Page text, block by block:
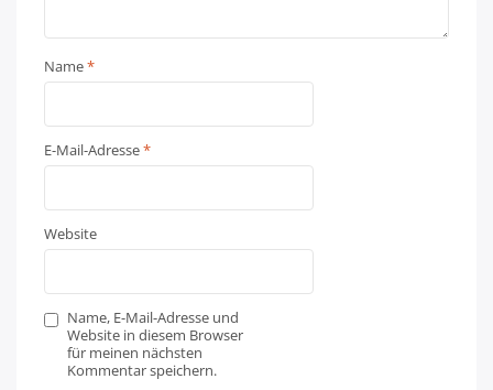
Name*
E-Mail-Adresse*
Website
Name, E-Mail-Adresse und
Website in diesem Browser
für meinen nächsten
Kommentar speichern.